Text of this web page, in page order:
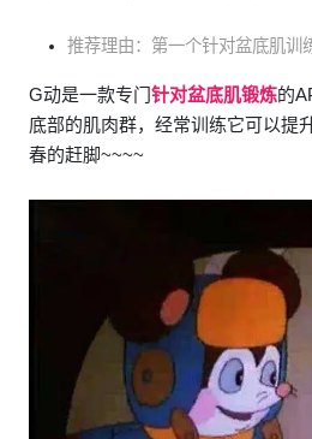
推荐理由：第一个针对盆底肌训
G动是一款专门针对盆底肌锻炼的
底部的肌肉群，经常训练它可以提
春的赶脚~~~~